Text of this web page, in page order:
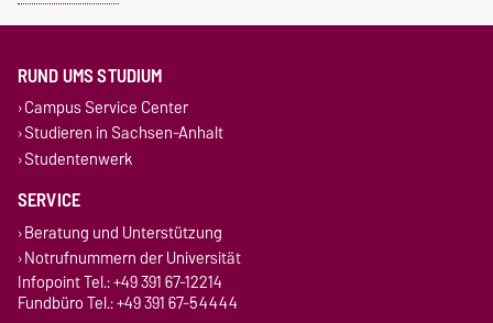
RUND UMS STUDIUM
Campus Service Center
Studieren in Sachsen-Anhalt
Studentenwerk
SERVICE
Beratung und Unterstützung
Notrufnummern der Universität
Infopoint Tel.: +49 391 67-12214
Fundbüro Tel.: +49 391 67-54444